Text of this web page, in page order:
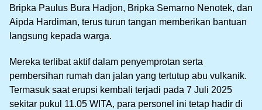
Bripka Paulus Bura Hadjon, Bripka Semarno Nenotek, dan
Aipda Hardiman, terus turun tangan memberikan bantuan
langsung kepada warga.
Mereka terlibat aktif dalam penyemprotan serta
pembersihan rumah dan jalan yang tertutup abu vulkanik.
Termasuk saat erupsi kembali terjadi pada 7 Juli 2025
sekitar pukul 11.05 WITA, para personel ini tetap hadir di